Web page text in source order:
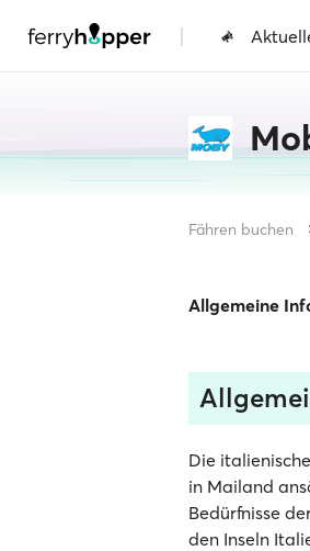
|
Fähren buchen
Allgemeine
Die
in Mailand
Bedürfnisse
den Inseln